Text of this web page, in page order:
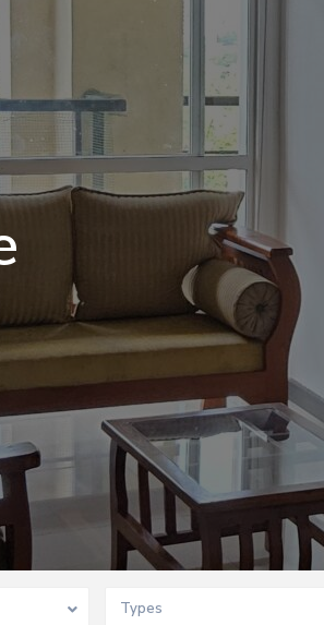
Types